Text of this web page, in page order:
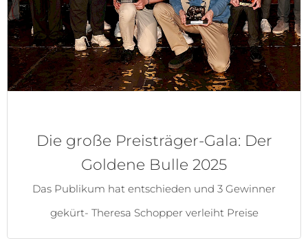
Die große Preisträger-Gala: Der
Goldene Bulle 2025
Das Publikum hat entschieden und 3 Gewinner
gekürt- Theresa Schopper verleiht Preise